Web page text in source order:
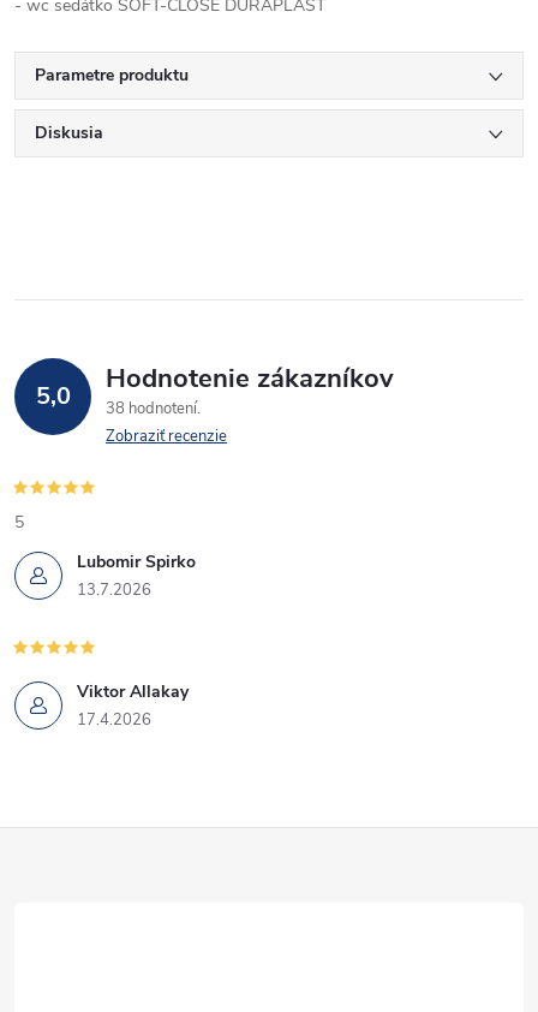
- wc sedátko ŚOFT-CLOSE DURAPLAST
Parametre produktu
Diskusia
5,0 Hodnotenie zákazníkov
38 hodnotení
Zobraziť recenzie
Lubomir Spirko
13.7.2026
5
Viktor Allakay
17.4.2026